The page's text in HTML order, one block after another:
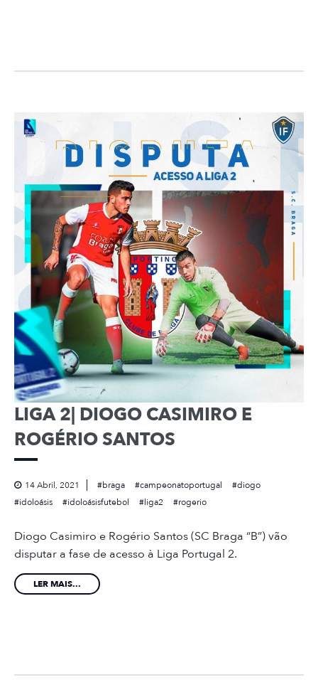
LIGA 2| DIOGO CASIMIRO E
ROGÉRIO SANTOS
14 Abril, 2021 braga campeonatoportugal
diogo
idoloásis
idoloásisfutebol liga2 rogerio
Diogo Casimiro e Rogério Santos (SC Braga “B”) vão
disputar a fase de acesso à Liga Portugal 2.
LER MAIS...